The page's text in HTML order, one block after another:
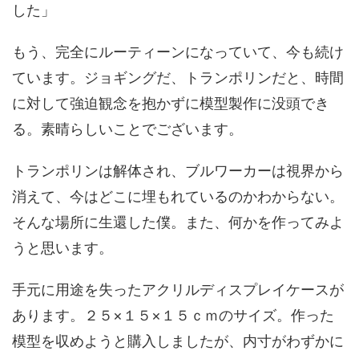
した」
もう、完全にルーティーンになっていて、今も続け
ています。ジョギングだ、トランポリンだと、時間
に対して強迫観念を抱かずに模型製作に没頭でき
る。素晴らしいことでございます。
トランポリンは解体され、ブルワーカーは視界から
消えて、今はどこに埋もれているのかわからない。
そんな場所に生還した僕。また、何かを作ってみよ
うと思います。
手元に用途を失ったアクリルディスプレイケースが
あります。２５×１５×１５ｃｍのサイズ。作った
模型を収めようと購入しましたが、内寸がわずかに